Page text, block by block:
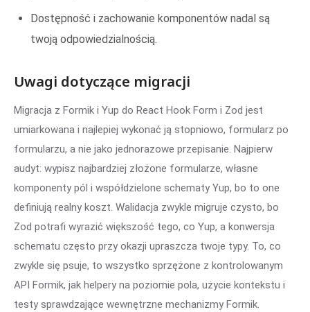
Dostępność i zachowanie komponentów nadal są
twoją odpowiedzialnością.
Uwagi dotyczące migracji
Migracja z Formik i Yup do React Hook Form i Zod jest
umiarkowana i najlepiej wykonać ją stopniowo, formularz po
formularzu, a nie jako jednorazowe przepisanie. Najpierw
audyt: wypisz najbardziej złożone formularze, własne
komponenty pól i współdzielone schematy Yup, bo to one
definiują realny koszt. Walidacja zwykle migruje czysto, bo
Zod potrafi wyrazić większość tego, co Yup, a konwersja
schematu często przy okazji upraszcza twoje typy. To, co
zwykle się psuje, to wszystko sprzężone z kontrolowanym
API Formik, jak helpery na poziomie pola, użycie kontekstu i
testy sprawdzające wewnętrzne mechanizmy Formik.